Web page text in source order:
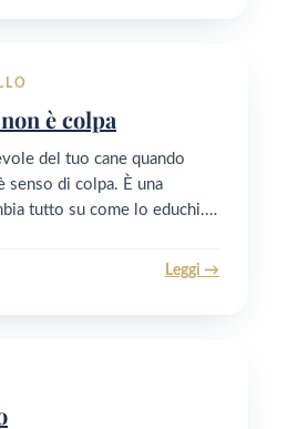
è colpa
del tuo cane quando
senso di colpa. È una
tutto su come lo educhi.…
Leggi →